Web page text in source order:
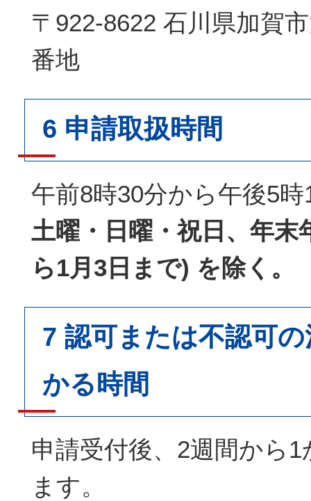
〒922-8622 石川県加賀
番地
6 申請取扱時間
午前8時30分から午後5
土曜・日曜・祝日、年末
ら1月3日まで) を除く。
7 認可または不認可
かる時間
申請受付後、2週間から
ます。